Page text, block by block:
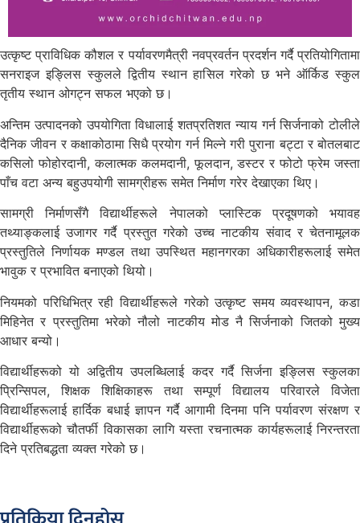
उत्कृष्ट प्राविधिक कौशल र पर्यावरणमैत्री नवप्रवर्तन प्रदर्शन गर्दै प्रतियोगितामा
सनराइज इङ्लिस स्कुलले द्वितीय स्थान हासिल गरेको छ भने ऑर्किड स्कुल
तृतीय स्थान ओगट्न सफल भएको छ।
अन्तिम उत्पादनको उपयोगिता विधालाई शतप्रतिशत न्याय गर्न सिर्जनाको टोलीले
दैनिक जीवन र कक्षाकोठामा सिधै प्रयोग गर्न मिल्ने गरी पुराना बट्टा र बोतलबाट
कसिलो फोहोरदानी, कलात्मक कलमदानी, फूलदान, डस्टर र फोटो फ्रेम जस्ता
पाँच वटा अन्य बहुउपयोगी सामग्रीहरू समेत निर्माण गरेर देखाएका थिए।
सामग्री निर्माणसँगै विद्यार्थीहरूले नेपालको प्लास्टिक प्रदूषणको भयावह
तथ्याङ्कलाई उजागर गर्दै प्रस्तुत गरेको उच्च नाटकीय संवाद र चेतनामूलक
प्रस्तुतिले निर्णायक मण्डल तथा उपस्थित महानगरका अधिकारीहरूलाई समेत
भावुक र प्रभावित बनाएको थियो।
नियमको परिधिभित्र रही विद्यार्थीहरूले गरेको उत्कृष्ट समय व्यवस्थापन, कडा
मिहिनेत र प्रस्तुतिमा भरेको नौलो नाटकीय मोड नै सिर्जनाको जितको मुख्य
आधार बन्यो।
विद्यार्थीहरूको यो अद्वितीय उपलब्धिलाई कदर गर्दै सिर्जना इङ्लिस स्कुलका
प्रिन्सिपल, शिक्षक शिक्षिकाहरू तथा सम्पूर्ण विद्यालय परिवारले विजेता
विद्यार्थीहरूलाई हार्दिक बधाई ज्ञापन गर्दै आगामी दिनमा पनि पर्यावरण संरक्षण र
विद्यार्थीहरूको चौतर्फी विकासका लागि यस्ता रचनात्मक कार्यहरूलाई निरन्तरता
दिने प्रतिबद्धता व्यक्त गरेको छ।